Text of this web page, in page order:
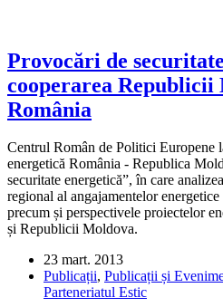
Provocări de
cooperarea Republicii
România
Centrul Român de Politici Europene
energetică România - Republica
securitate energetică”, în care
regional al angajamentelor
precum și perspectivele proiectelor
și Republicii Moldova.
23 mart. 2013
Publicații, Publicații și
Parteneriatul Estic